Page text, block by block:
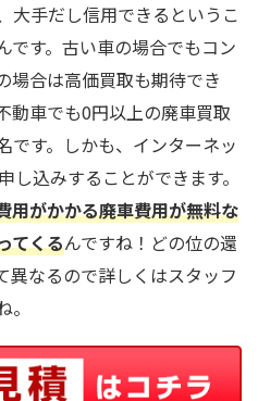
大手だし信用できるというこ
です。古い車の場合でもコン
場合は高価買取も期待でき
動車でも0円以上の廃車買取
です。しかも、インターネッ
し込みすることができます。
用がかかる廃車費用が無料な
てくるんですね！どの位の還
異なるので詳しくはスタッフ